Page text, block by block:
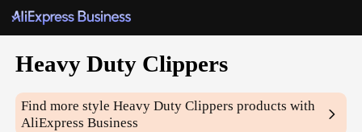
Heavy Duty Clippers
Find more styleHeavy Duty Clippers products with
AliExpress Business